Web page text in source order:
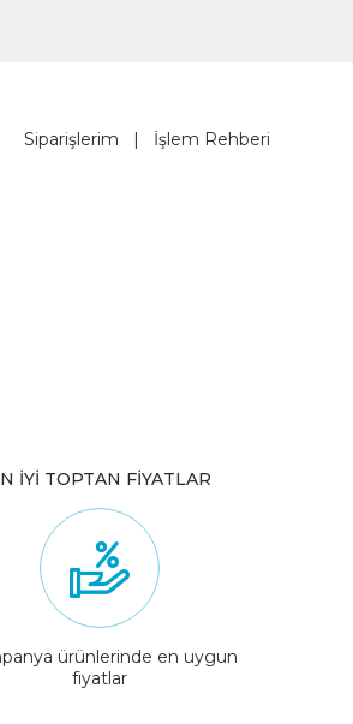
Siparişlerim İşlem Rehberi
İYİ TOPTAN FİYATLAR
ürünlerinde en uygun
fiyatlar